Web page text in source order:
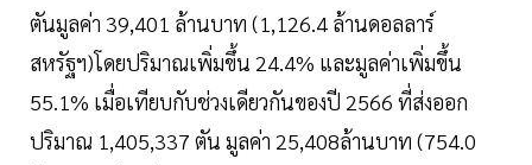
ตันมูลค่า 39,401 ล้านบาท (1,126.4 ล้านดอลลาร์
สหรัฐฯ)โดยปริมาณเพิ่มขึ้น 24.4% และมูลค่าเพิ่มขึ้น
55.1% เมื่อเทียบกับช่วงเดียวกันของปี 2566 ที่ส่งออก
ปริมาณ 1,405,337 ตัน มูลค่า 25,408ล้านบาท (754.0